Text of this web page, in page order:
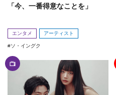
「今、一番得意なことを」
エンタメ アーティスト
ソ・イングク